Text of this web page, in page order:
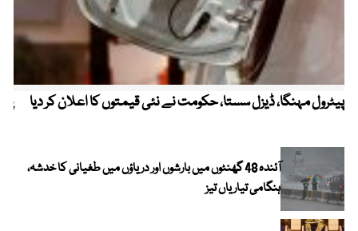
پیٹرول مہنگا، ڈیزل سستا، حکومت نے نئی قیمتوں کا اعلان کر دیا
آئندہ 48 گھنٹوں میں بارشوں اور دریاؤں میں طغیانی کا خدشہ،
ہنگامی تیاریاں تیز